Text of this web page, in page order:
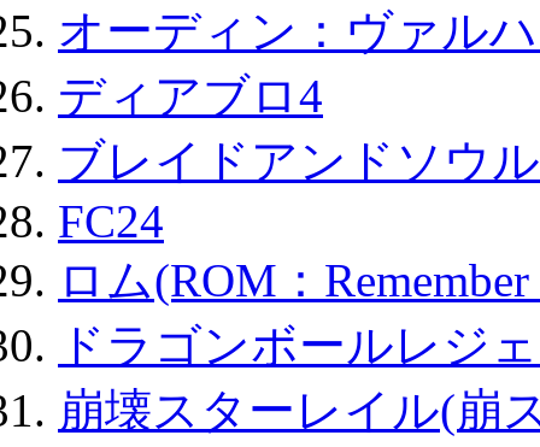
オーディン：ヴァル
ディアブロ4
ブレイドアンドソウ
FC24
ロム(ROM：
ドラゴンボールレジ
崩壊スターレイル(崩